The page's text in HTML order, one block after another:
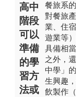
高中
階段
可以
準備
的學
習方
法或
餐旅系
對餐旅
業、住
遊業等
具備相
之外，
中學」
生興趣
飲製作